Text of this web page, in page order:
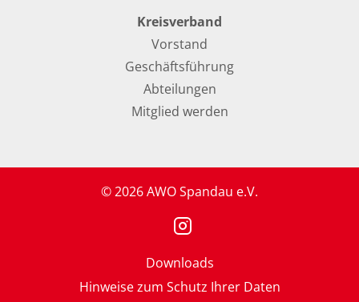
Kreisverband
Vorstand
Geschäftsführung
Abteilungen
Mitglied werden
© 2026 AWO Spandau e.V.
Downloads
Hinweise zum Schutz Ihrer Daten